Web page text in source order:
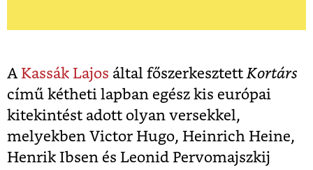
A Kassák Lajos által főszerkesztett Kortárs
című kétheti lapban egész kis európai
kitekintést adott olyan versekkel,
melyekben Victor Hugo, Heinrich Heine,
Henrik Ibsen és Leonid Pervomajszkij